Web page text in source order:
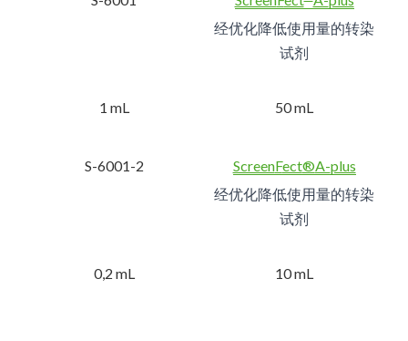
经优化降低使用量的转染
试剂
1 mL 50 mL
S-6001-2 ScreenFect®A-plus
经优化降低使用量的转染
试剂
0,2 mL 10 mL